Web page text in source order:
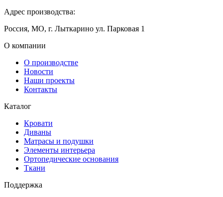
Адрес производства:
Россия, МО, г. Лыткарино ул. Парковая 1
О компании
О производстве
Новости
Наши проекты
Контакты
Каталог
Кровати
Диваны
Матрасы и подушки
Элементы интерьера
Ортопедические основания
Ткани
Поддержка